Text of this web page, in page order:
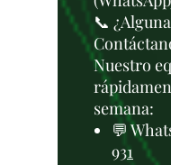
📞
Nuestro
semana:
💬
931